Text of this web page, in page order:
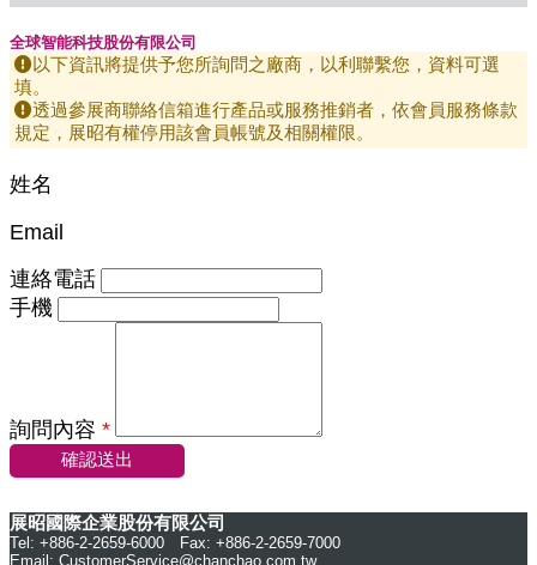
全球智能科技股份有限公司
以下資訊將提供予您所詢問之廠商，以利聯繫您，資料可選
填。
透過參展商聯絡信箱進行產品或服務推銷者，依會員服務條款
規定，展昭有權停用該會員帳號及相關權限。
姓名
Email
連絡電話
手機
詢問內容 *
確認送出
展昭國際企業股份有限公司
Tel: +886-2-2659-6000 Fax: +886-2-2659-7000
Email: CustomerService@chanchao.com.tw